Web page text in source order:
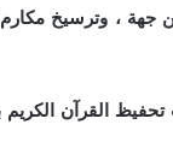
من جهة ، وترسيخ
القرآن الكريم